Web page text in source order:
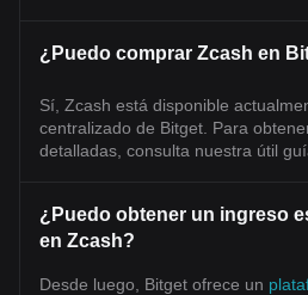
¿Puedo comprar Zcash en
Sí, Zcash está disponible
centralizado de Bitget. Para
detalladas, consulta nuestra útil
¿Puedo obtener un ingreso
en Zcash?
Desde luego, Bitget ofrece un